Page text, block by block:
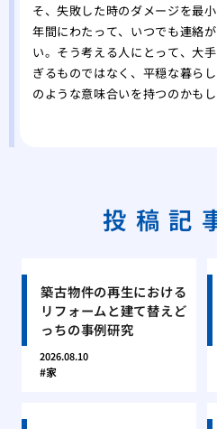
そ、失敗した時のダメージを最
年間にわたって、いつでも連絡
い。そう考える人にとって、大
ぎるものではなく、平穏な暮ら
のような意味合いを持つのかもし
投稿記
築古物件の再生における
リフォームと建て替えど
っちの事例研究
2026.08.10
家